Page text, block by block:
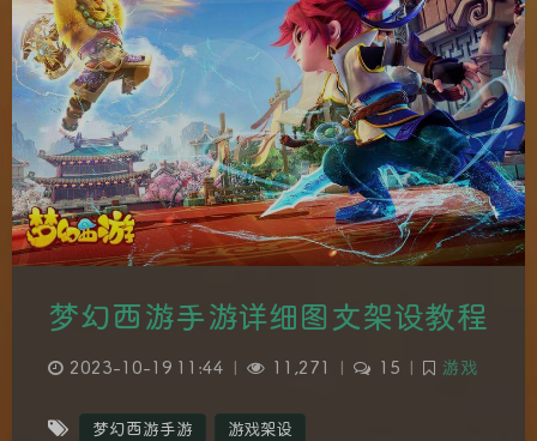
梦幻西游手游详细图文架设教程
2023-10-19 11:44 11,271 15 游戏
梦幻西游手游 游戏架设